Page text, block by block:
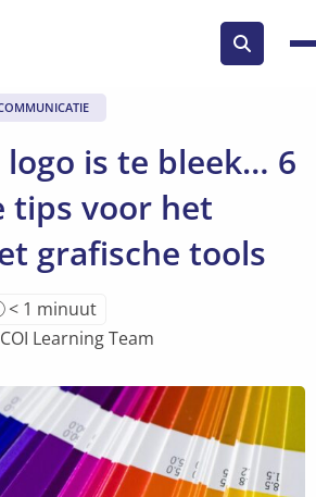
Zoek
knop
is te bleek… 6
tips voor het
grafische tools
< 1 minuut
Learning Team